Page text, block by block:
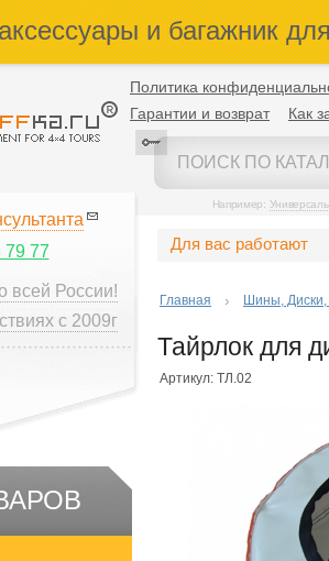
и багажник
Политика
Гарантии и возврат
Как
Например:
79 77
всей России!
с 2009г
Для вас работают
Главная Шины, Диски,
Тайрлок для
Артикул: ТЛ.02